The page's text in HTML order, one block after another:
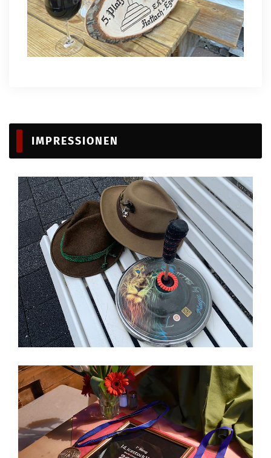
IMPRESSIONEN